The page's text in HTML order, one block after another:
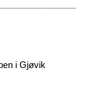
i Gjøvik